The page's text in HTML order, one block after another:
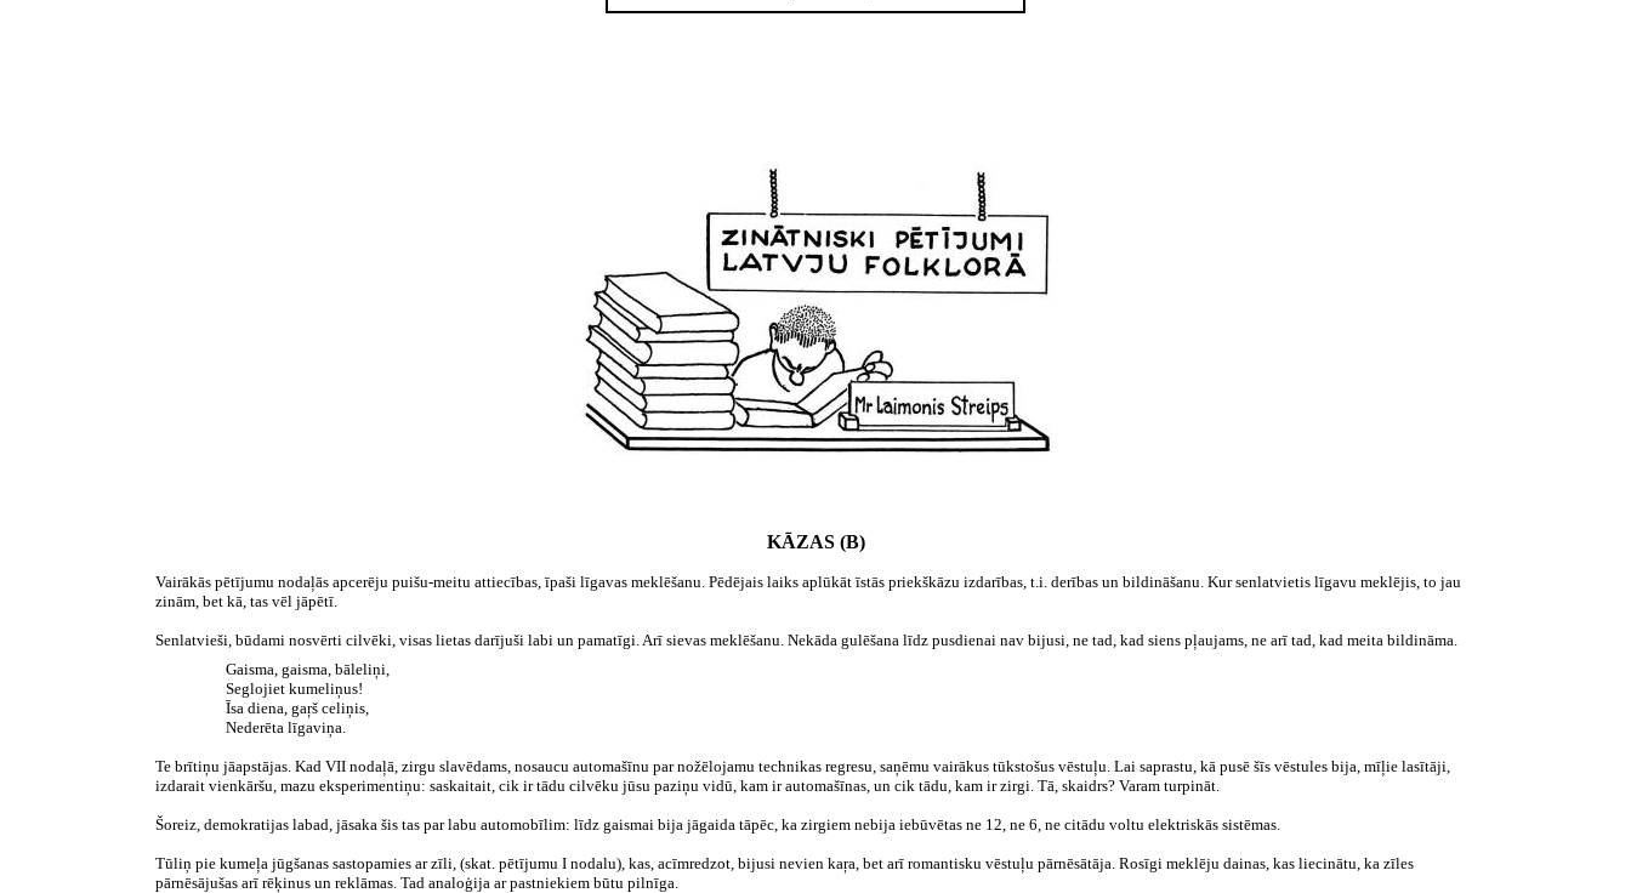
KĀZAS (B)
Vairākās pētījumu nodaļās apcerēju puišu-meitu attiecības, īpaši līgavas meklēšanu. Pēdējais laiks aplūkāt īstās priekškāzu izdarības, t.i. derības un bildināšanu. Kur senlatvietis līgavu meklējis, to jau
zinām, bet kā, tas vēl jāpētī.
Senlatvieši, būdami nosvērti cilvēki, visas lietas darījuši labi un pamatīgi. Arī sievas meklēšanu. Nekāda gulēšana līdz pusdienai nav bijusi, ne tad, kad siens pļaujams, ne arī tad, kad meita bildināma.
Gaisma, gaisma, bāleliņi,
Seglojiet kumeliņus!
Īsa diena, gaŗš celiņis,
Nederēta līgaviņa.
Te brītiņu jāapstājas. Kad VII nodaļā, zirgu slavēdams, nosaucu automašīnu par nožēlojamu technikas regresu, saņēmu vairākus tūkstošus vēstuļu. Lai saprastu, kā pusē šīs vēstules bija, mīļie lasītāji,
izdarait vienkāršu, mazu eksperimentiņu: saskaitait, cik ir tādu cilvēku jūsu paziņu vidū, kam ir automašīnas, un cik tādu, kam ir zirgi. Tā, skaidrs? Varam turpināt.
Šoreiz, demokratijas labad, jāsaka šis tas par labu automobīlim: līdz gaismai bija jāgaida tāpēc, ka zirgiem nebija iebūvētas ne 12, ne 6, ne citādu voltu elektriskās sistēmas.
Tūliņ pie kumeļa jūgšanas sastopamies ar zīli, (skat. pētījumu I nodalu), kas, acīmredzot, bijusi nevien kaŗa, bet arī romantisku vēstuļu pārnēsātāja. Rosīgi meklēju dainas, kas liecinātu, ka zīles
pārnēsājušas arī rēķinus un reklāmas. Tad analoģija ar pastniekiem būtu pilnīga.